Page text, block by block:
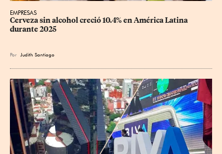
EMPRESAS
Cerveza sin alcohol creció 10.4% en América Latina
durante 2025
Por Judith Santiago